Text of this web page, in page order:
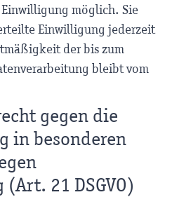
möglich. Sie
Einwilligung jederzeit
der bis zum
bleibt vom
gegen die
in besonderen
21 DSGVO)